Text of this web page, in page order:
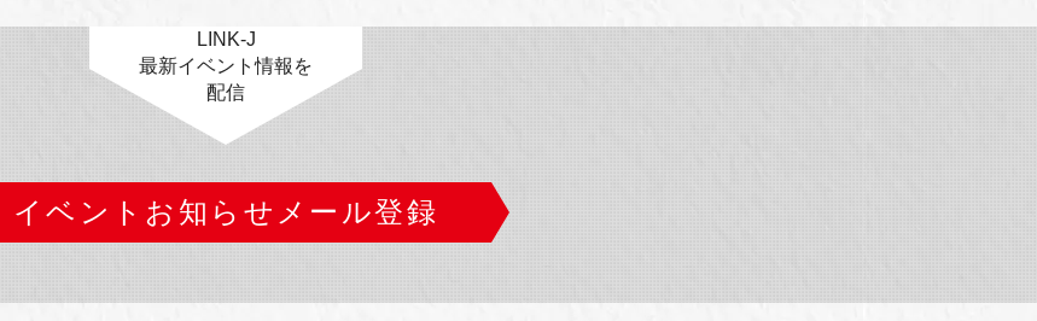
LINK-J
最新イベント情報を
配信
イベントお知らせメール登録